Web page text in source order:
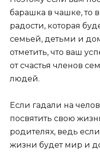
барашка в чашке, то
радости, которая
семьей, детьми и
отметить, что ваш
от счастья членов
людей.
Если гадали на
посвятить свою
родителях, ведь
жизни будет мир и